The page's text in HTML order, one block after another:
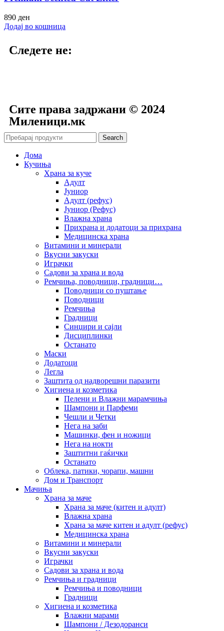
890 ден
Додај во кошница
Следете не:
Сите права задржани © 2024
Mиленици.мк
Search
Дома
Кучиња
Храна за куче
Адулт
Јуниор
Адулт (рефус)
Јуниор (Рефус)
Влажна храна
Прихрана и додатоци за прихрана
Медицинска храна
Витамини и минерали
Вкусни закуски
Играчки
Садови за храна и вода
Ремчиња, поводници, градници…
Поводници со пуштање
Поводници
Ремчиња
Градници
Синџири и сајли
Дисциплинки
Останато
Маски
Додатоци
Легла
Заштита од надворешни паразити
Хигиена и козметика
Пелени и Влажни марамчиња
Шампони и Парфеми
Чешли и Четки
Нега на заби
Машинки, фен и ножици
Нега на нокти
Заштитни гаќички
Останато
Облека, патики, чорапи, машни
Дом и Транспорт
Мачиња
Храна за маче
Храна за маче (китен и адулт)
Влажна храна
Храна за маче китен и адулт (рефус)
Медицинска храна
Витамини и минерали
Вкусни закуски
Играчки
Садови за храна и вода
Ремчиња и градници
Ремчиња и поводници
Градници
Хигиена и козметика
Влажни марами
Шампони / Дезодоранси